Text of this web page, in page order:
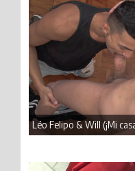
Léo Felipo & Will (¡Mi